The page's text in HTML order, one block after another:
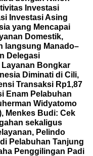
Investasi
Investasi Asing
yang Mencapai
Domestik,
langsung Manado–
Delegasi
Layanan Bongkar
Diminati di Cili,
Transaksi Rp1,87
Enam Pelabuhan
Widyatomo
Menkes Budi: Cek
sekaligus
Pelindo
Pelabuhan Tanjung
Penggilingan Padi